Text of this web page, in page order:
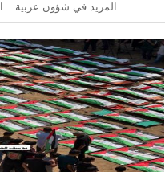
المزيد في شؤون عربية